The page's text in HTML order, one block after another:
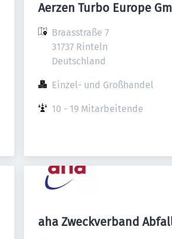
Aerzen Turbo Europe
Braasstraße 7
31737 Rinteln
Deutschland
Einzel- und Großhandel
10 - 19 Mitarbeitende
aha Zweckverband